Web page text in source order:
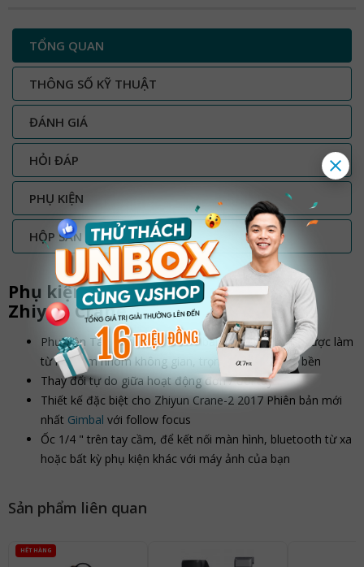
TỔNG QUAN
THÔNG SỐ KỸ THUẬT
ĐÁNH GIÁ
HỎI ĐÁP
PHỤ KIỆN
HỘP SẢN PHẨM BAO GỒM
Phụ kiện Tay cầm đôi cho Gimbal
Zhiynn Crane 2
Phụ kiện Tay cầm đôi cho Gimbal Zhiynn Crane 2 được làm
từ hợp kim nhôm không gian, trọng lượng nhẹ và bền
Thay đổi tự do giữa hoạt động đơn / đôi tay
Thiết kế đặc biệt cho Zhiyun Crane-2 2017 Phiên bản mới
nhất Gimbal với follow focus
Ốc 1/4 " trên tay cầm, để kết nối màn hình, bluetooth từ xa
hoặc bất kỳ phụ kiện khác với máy ảnh của bạn
Sản phẩm liên quan
HẾT HÀNG